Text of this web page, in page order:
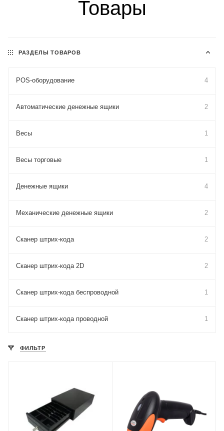
Товары
РАЗДЕЛЫ ТОВАРОВ
POS-оборудование 4
Автоматические денежные ящики 2
Весы 1
Весы торговые 1
Денежные ящики 4
Механические денежные ящики 2
Сканер штрих-кода 2
Сканер штрих-кода 2D 2
Сканер штрих-кода беспроводной 1
Сканер штрих-кода проводной 1
ФИЛЬТР